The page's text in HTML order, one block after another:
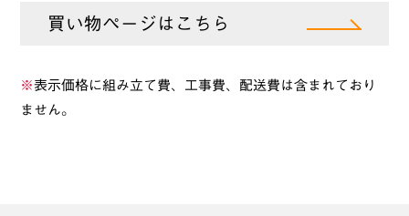
買い物ページはこちら
※表示価格に組み立て費、工事費、配送費は含まれており
ません。